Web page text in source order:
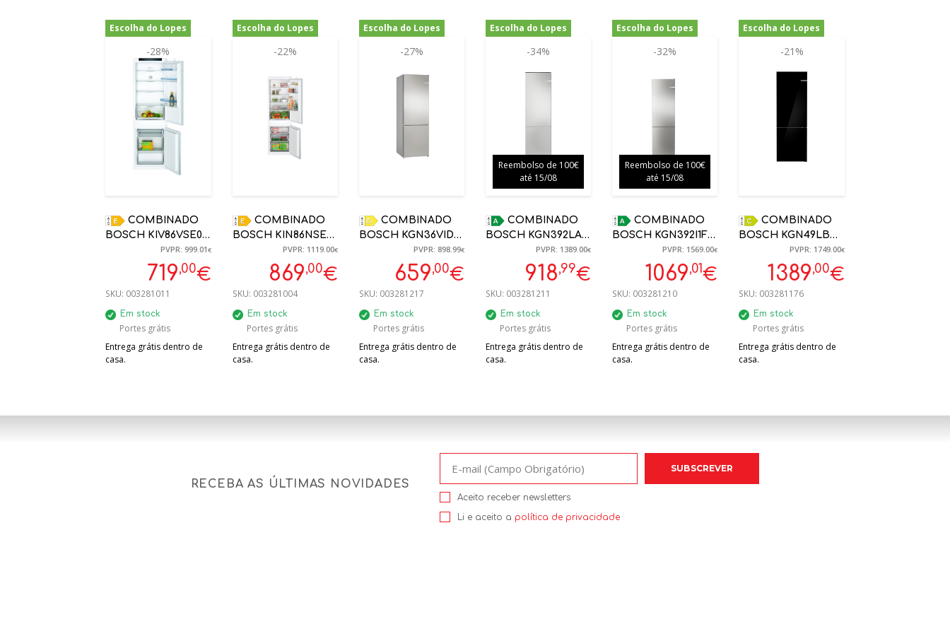
Escolha do Lopes
-28%
COMBINADO
BOSCH KIV86VSE0
LOW FROST (E)
ENCASTRE 177,5
X54,1X54,8 CM
PVPR: 999.01€
719,00€
SKU: 003281011
Em stock
Portes grátis
Entrega grátis dentro de
casa.
Escolha do Lopes
-22%
COMBINADO
BOSCH KIN86NSE0
177.2X54.1X54.8
PORTA DESLIZANTE
ENCASTRE
NOFROST NO
CONGELADOR
PVPR: 1119.00€
869,00€
SKU: 003281004
Em stock
Portes grátis
Entrega grátis dentro de
casa.
Escolha do Lopes
-27%
COMBINADO
BOSCH KGN36VIDB
INOX NO FROST
1860X600X660MM D
PVPR: 898.99€
659,00€
SKU: 003281217
Em stock
Portes grátis
Entrega grátis dentro de
casa.
Escolha do Lopes
-34%
Reembolso de 100€
até 15/08
COMBINADO
BOSCH KGN392LAG
NOFROST 363 L
203X60X66,5CM A
PVPR: 1389.00€
918,99€
SKU: 003281211
Em stock
Portes grátis
Entrega grátis dentro de
casa.
Escolha do Lopes
-32%
Reembolso de 100€
até 15/08
COMBINADO
BOSCH KGN392I1F
NOFROST 204 X 60
X 66,5CM 363 L
PVPR: 1569.00€
1069,01€
SKU: 003281210
Em stock
Portes grátis
Entrega grátis dentro de
casa.
Escolha do Lopes
-21%
COMBINADO
BOSCH KGN49LBCF
440L NO FROST
PRETO C
203X70X66.7CM
PVPR: 1749.00€
1389,00€
SKU: 003281176
Em stock
Portes grátis
Entrega grátis dentro de
casa.
RECEBA AS ÚLTIMAS NOVIDADES
Aceito receber newsletters
Li e aceito a política de privacidade